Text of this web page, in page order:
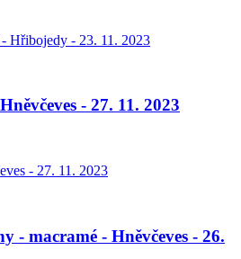
Hřibojedy - 23. 11. 2023
- 27. 11. 2023
- 27. 11. 2023
- macramé - Hněvčeves - 26.